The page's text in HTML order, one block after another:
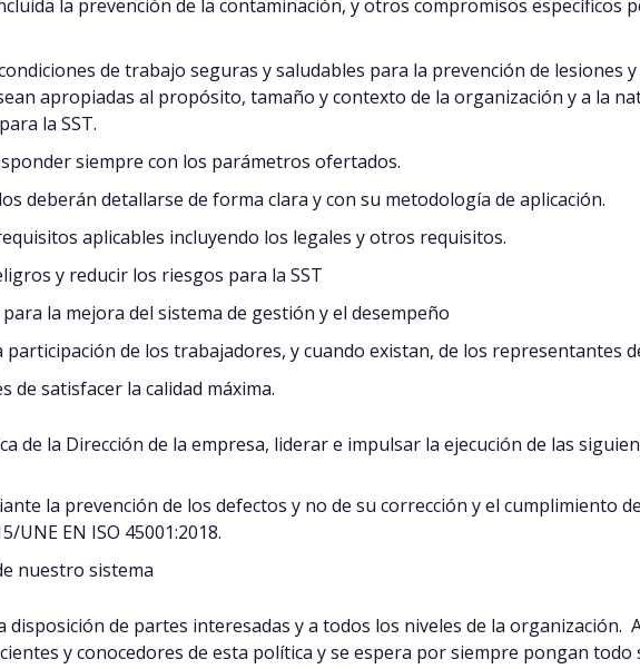
la prevención de la contaminación, y otros compromisos específicos
de trabajo seguras y saludables para la prevención de lesiones
apropiadas al propósito, tamaño y contexto de la organización y a la
la SST.
siempre con los parámetros ofertados.
deberán detallarse de forma clara y con su metodología de aplicación.
aplicables incluyendo los legales y otros requisitos.
y reducir los riesgos para la SST
la mejora del sistema de gestión y el desempeño
de los trabajadores, y cuando existan, de los representantes
satisfacer la calidad máxima.
de la Dirección de la empresa, liderar e impulsar la ejecución de las
la prevención de los defectos y no de su corrección y el cumplimiento
UNE EN ISO 45001:2018.
nuestro sistema
de partes interesadas y a todos los niveles de la organización.
y conocedores de esta política y se espera por siempre pongan